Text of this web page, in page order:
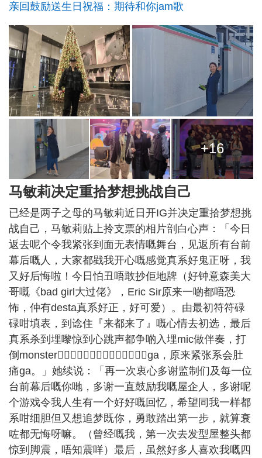
亲回鼓励送生日祝福：期待和你jam歌
+16
马敏莉决定重拾梦想挑战自己
已经是两子之母的马敏莉近日开IG并决定重拾梦想挑
战自己，马敏莉贴上拎支票的相片剖白心声：「今日
返去呢个令我紧张到面无表情嘅舞台，见返所有台前
幕后嘅人，大家都戥我开心嘅感觉真系好鬼正呀，我
又好后悔啦！今日怕丑唔敢抄佢地牌（好钟意森美大
哥嘅《bad girl大过佬》，Eric Sir原来一啲都唔恐
怖，仲有desta真系好正，好可爱）。由最初符符碌
碌咁填表，到谂住『来都来了』嘅心情去初选，最后
真系杀到埋嚟惊到心跳声都争啲入埋mic做伴奏，打
倒monster𠮶刻我终于明白原来真系会想喊ga，原来紧张系会肚
痛ga。」她续说：「再一次衷心多谢监制们及每一位
台前幕后嘅你哋，多谢一直鼓励我嘅屋企人，多谢呢
个游戏令我人生有一个好好嘅回忆，希望同我一样都
系咁细胆但又想追梦既你，勇敢踏出第一步，就算衰
咗都无悔呀嘛。（曾经嘅我，第一次去发型屋整头都
惊到脚震，唔知震咩）最后，虽然好多人喜欢我嘅四